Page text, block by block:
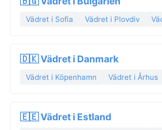
Vädret i Sofia Vädret i Plovdiv
🇩🇰 Vädret i Danmark
Vädret i Köpenhamn Vädret i Århus
🇪🇪 Vädret i Estland